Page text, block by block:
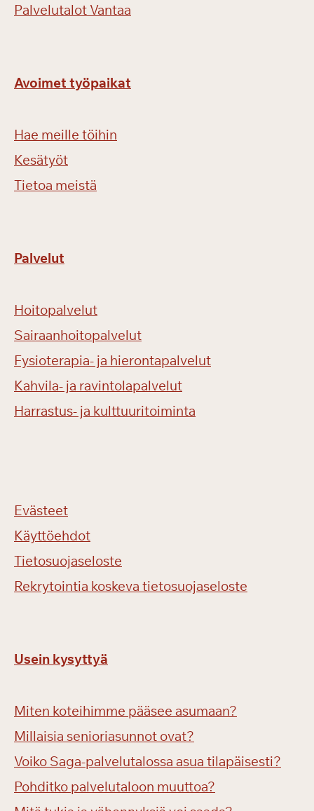
Palvelutalot Vantaa
Avoimet työpaikat
Hae meille töihin
Kesätyöt
Tietoa meistä
Palvelut
Hoitopalvelut
Sairaanhoitopalvelut
Fysioterapia- ja hierontapalvelut
Kahvila- ja ravintolapalvelut
Harrastus- ja kulttuuritoiminta
Evästeet
Käyttöehdot
Tietosuojaseloste
Rekrytointia koskeva tietosuojaseloste
Usein kysyttyä
Miten koteihimme pääsee asumaan?
Millaisia senioriasunnot ovat?
Voiko Saga-palvelutalossa asua tilapäisesti?
Pohditko palvelutaloon muuttoa?